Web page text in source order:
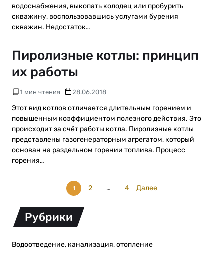
водоснабжения, выкопать колодец или пробурить
скважину, воспользовавшись услугами бурения
скважин. Недостаток…
Пиролизные котлы: принцип
их работы
1 мин чтения 28.06.2018
Этот вид котлов отличается длительным горением и
повышенным коэффициентом полезного действия. Это
происходит за счёт работы котла. Пиролизные котлы
представлены газогенераторным агрегатом, который
основан на раздельном горении топлива. Процесс
горения…
1 2 … 4 Далее
Рубрики
Водоотведение, канализация, отопление